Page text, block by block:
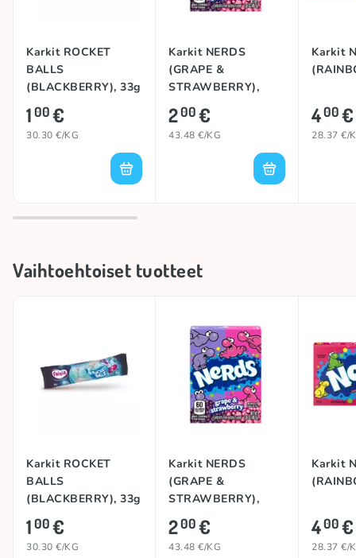
Karkit ROCKET
BALLS
(BLACKBERRY), 33g
100€
30.30 €/KG
Karkit NERDS
(GRAPE &
STRAWBERRY),
46,7g
200€
43.48 €/KG
Karkit
400€
28.37 €/
Vaihtoehtoiset tuotteet
Karkit ROCKET
BALLS
(BLACKBERRY), 33g
100€
30.30 €/KG
Karkit NERDS
(GRAPE &
STRAWBERRY),
46,7g
200€
43.48 €/KG
Karkit
400€
28.37 €/